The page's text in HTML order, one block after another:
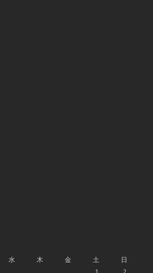
水 木 金 土
日